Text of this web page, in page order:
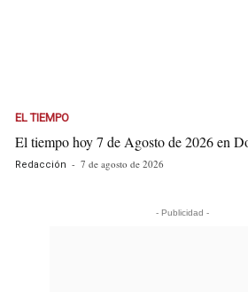
EL TIEMPO
El tiempo hoy 7 de Agosto de 2026 en
Redacción - 7 de agosto de 2026
- Publicidad -